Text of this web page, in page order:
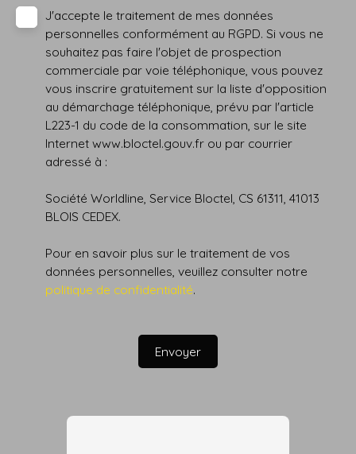
J'accepte le traitement de mes données
personnelles conformément au RGPD. Si vous ne
souhaitez pas faire l'objet de prospection
commerciale par voie téléphonique, vous pouvez
vous inscrire gratuitement sur la liste d'opposition
au démarchage téléphonique, prévu par l'article
L223-1 du code de la consommation, sur le site
Internet www.bloctel.gouv.fr ou par courrier
adressé à :
Société Worldline, Service Bloctel, CS 61311, 41013
BLOIS CEDEX.
Pour en savoir plus sur le traitement de vos
données personnelles, veuillez consulter notre
politique de confidentialité.
Envoyer